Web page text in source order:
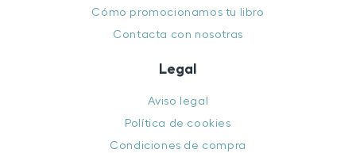
Cómo promocionamos tu libro
Contacta con nosotras
Legal
Aviso legal
Política de cookies
Condiciones de compra